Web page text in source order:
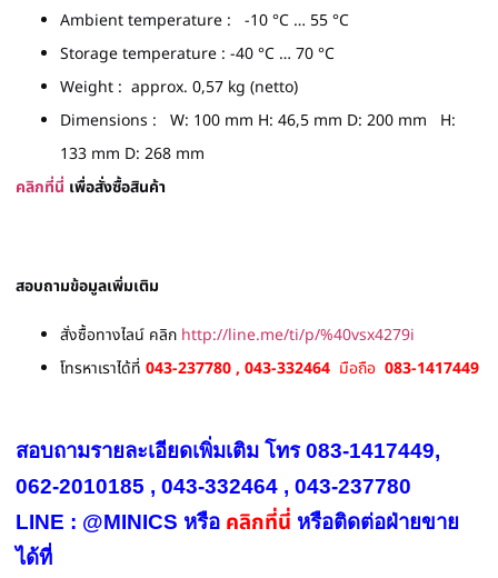
Ambient temperature : -10 °C … 55 °C
Storage temperature : -40 °C … 70 °C
Weight : approx. 0,57 kg (netto)
Dimensions : W: 100 mm H: 46,5 mm D: 200 mm H:
133 mm D: 268 mm
คลิกที่นี่ เพื่อสั่งซื้อสินค้า
สอบถามข้อมูลเพิ่มเติม
สั่งซื้อทางไลน์ คลิก http://line.me/ti/p/%40vsx4279i
โทรหาเราได้ที่ 043-237780 , 043-332464 มือถือ 083-1417449
สอบถามรายละเอียดเพิ่มเติม โทร 083-1417449,
062-2010185 , 043-332464 , 043-237780
LINE : @MINICS หรือ คลิกที่นี่ หรือติดต่อฝ่ายขาย
ได้ที่